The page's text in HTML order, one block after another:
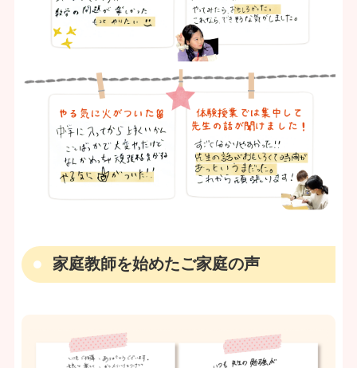
家庭教師を始めたご家庭の声